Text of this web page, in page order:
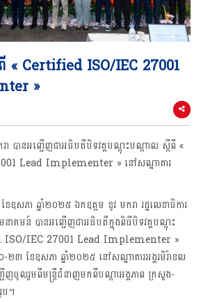
ពី « Certified ISO/IEC 27001
»
រា បានអញ្ជើញជាអធិបតីបិទវគ្គបណ្ដុះបណ្ដាល ស្តីពី «
Lead Implementer » នៅសណ្ឋាគារ
ឧសភា ឆ្នាំ២០២៥ ឯកឧត្ដម ខូវ មករា រដ្ឋលេខាធិការ
គមន៍ បានអញ្ជើញជាអធិបតីក្នុងពិធីបិទវគ្គបណ្ដុះ
ISO/IEC 27001 Lead Implementer »
២៣ ខែឧសភា ឆ្នាំ២០២៥ នៅសណ្ឋាគារអង្គរមិរ៉ាខល
ើញចូលរួមពីមន្ត្រីជំនាញមកពីបណ្ដាអង្គភាព ក្រសួង-
ប។